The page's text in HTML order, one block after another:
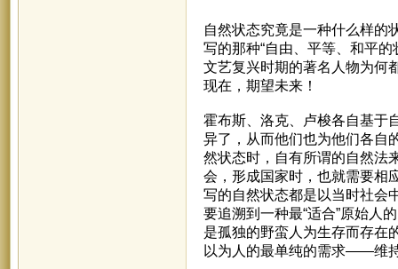
自然状态究竟是一种什么样的
写的那种“自由、平等、和平
文艺复兴时期的著名人物为何
现在，期望未来！
霍布斯、洛克、卢梭各自基于
异了，从而他们也为他们各自
然状态时，自有所谓的自然法
会，形成国家时，也就需要相
写的自然状态都是以当时社会
要追溯到一种最“适合”原始
是孤独的野蛮人为生存而存在
以为人的最单纯的需求——维